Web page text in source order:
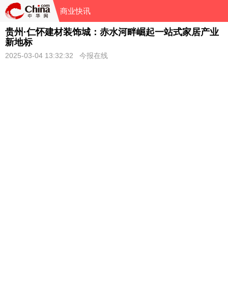
商业快讯
贵州·仁怀建材装饰城：赤水河畔崛起一站式家居产业
新地标
2025-03-04 13:32:32 今报在线